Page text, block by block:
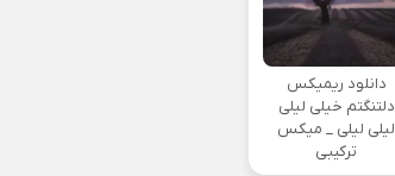
دانلود ریمیکس
دلتنگتم خیلی لیلی
لیلی لیلی _ میکس
ترکیبی